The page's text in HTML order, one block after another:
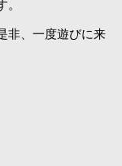
非、一度遊びに来